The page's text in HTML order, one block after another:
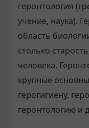
геронтология
учение, наука).
область
столько
человека.
крупные
герогигиену,
геронтологию и